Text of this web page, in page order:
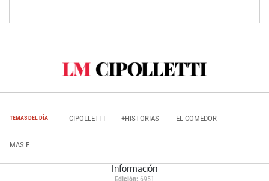
TEMAS DEL DÍA CIPOLLETTI +HISTORIAS EL COMEDOR
MAS E
Información
Edición: 6951